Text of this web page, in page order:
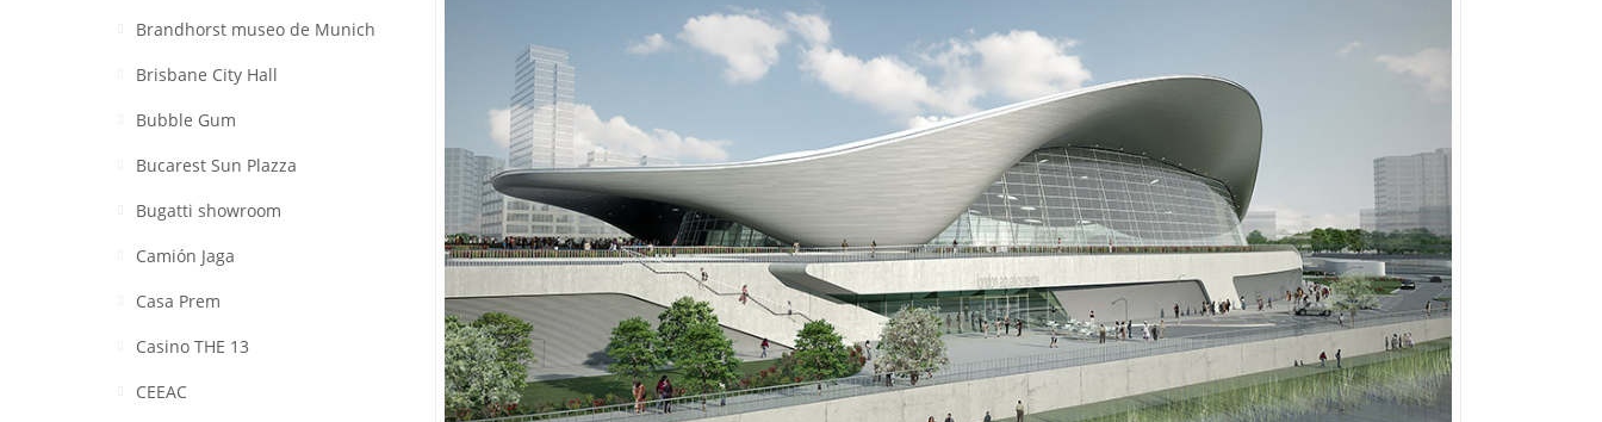
Brandhorst museo de Munich
Brisbane City Hall
Bubble Gum
Bucarest Sun Plazza
Bugatti showroom
Camión Jaga
Casa Prem
Casino THE 13
CEEAC